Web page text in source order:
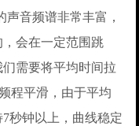
音频谱非常丰富，
会在一定范围跳
需要将平均时间拉
程平滑，由于平均
秒钟以上，曲线稳定